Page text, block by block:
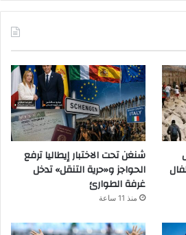
شنغن تحت الاختبار إيطاليا ترفع
الحواجز و«حرية التنقل» تدخل
غرفة الطوارئ
منذ 11 ساعة